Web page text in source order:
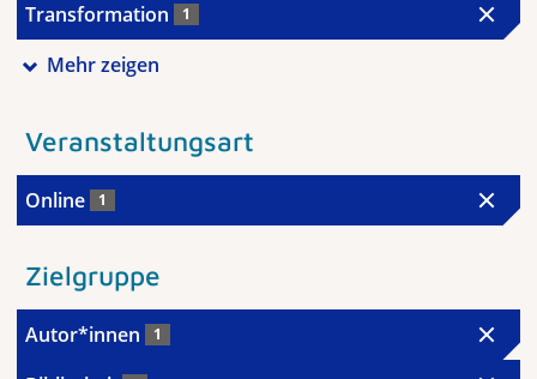
Transformation 1
Mehr zeigen
Veranstaltungsart
Online 1
Zielgruppe
Autor*innen 1